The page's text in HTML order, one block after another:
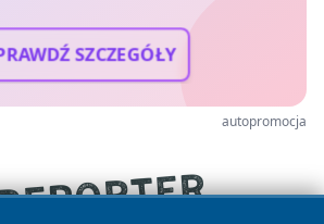
SZCZEGÓŁY
autopromocja